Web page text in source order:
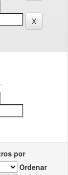
por
Ordenar